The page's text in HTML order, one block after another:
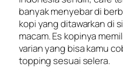
banyak menyebar di
kopi yang ditawarkan di
macam. Es kopinya
varian yang bisa kamu
topping sesuai selera.